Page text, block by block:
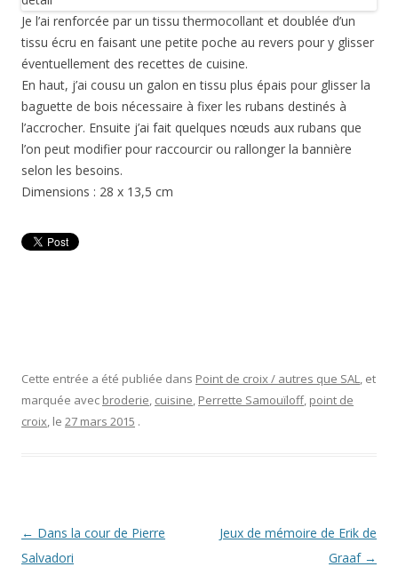
Je l’ai renforcée par un tissu thermocollant et doublée d’un
tissu écru en faisant une petite poche au revers pour y glisser
éventuellement des recettes de cuisine.
En haut, j’ai cousu un galon en tissu plus épais pour glisser la
baguette de bois nécessaire à fixer les rubans destinés à
l’accrocher. Ensuite j’ai fait quelques nœuds aux rubans que
l’on peut modifier pour raccourcir ou rallonger la bannière
selon les besoins.
Dimensions : 28 x 13,5 cm
Cette entrée a été publiée dans Point de croix / autres que SAL, et
marquée avec broderie, cuisine, Perrette Samouïloff, point de
croix, le 27 mars 2015 .
Navigation
des
← Dans la cour de Pierre
Salvadori
Jeux de mémoire de Erik de
Graaf →